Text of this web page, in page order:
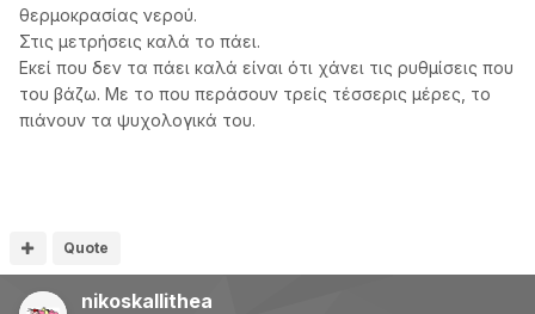
θερμοκρασίας νερού.
Στις μετρήσεις καλά το πάει.
Εκεί που δεν τα πάει καλά είναι ότι χάνει τις ρυθμίσεις που
του βάζω. Με το που περάσουν τρείς τέσσερις μέρες, το
πιάνουν τα ψυχολογικά του.
Quote
nikoskallithea